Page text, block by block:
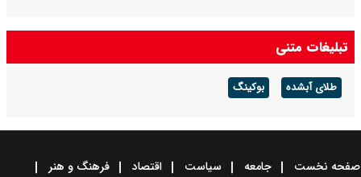
تبلیغات متنی
طلای آبشده بوکینگ
صفحه نخست جامعه سیاست اقتصاد
فرهنگ و هنر